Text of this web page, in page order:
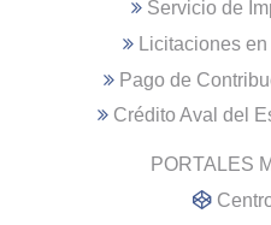
Servicio de
Licitaciones
Pago de
Crédito Aval del
PORTALES